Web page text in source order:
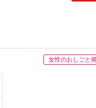
女性のおしごと